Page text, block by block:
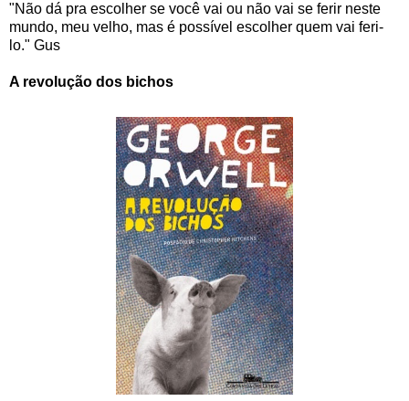
"Não dá pra escolher se você vai ou não vai se ferir neste
mundo, meu velho, mas é possível escolher quem vai feri-
lo." Gus
A revolução dos bichos